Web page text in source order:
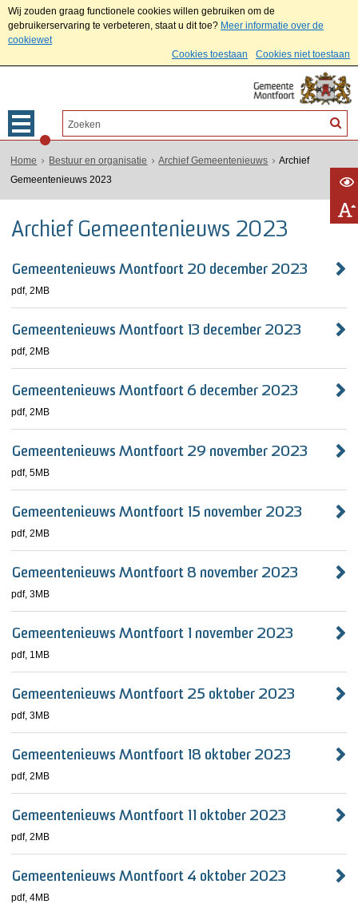
Wij zouden graag functionele cookies willen gebruiken om de
gebruikerservaring te verbeteren, staat u dit toe? Meer informatie over de
cookiewet
Cookies toestaan
Cookies niet toestaan
Home Bestuur en organisatie Archief Gemeentenieuws
Archief
Gemeentenieuws 2023
Archief Gemeentenieuws 2023
Gemeentenieuws Montfoort 20 december 2023
pdf, 2MB
Gemeentenieuws Montfoort 13 december 2023
pdf, 2MB
Gemeentenieuws Montfoort 6 december 2023
pdf, 2MB
Gemeentenieuws Montfoort 29 november 2023
pdf, 5MB
Gemeentenieuws Montfoort 15 november 2023
pdf, 2MB
Gemeentenieuws Montfoort 8 november 2023
pdf, 3MB
Gemeentenieuws Montfoort 1 november 2023
pdf, 1MB
Gemeentenieuws Montfoort 25 oktober 2023
pdf, 3MB
Gemeentenieuws Montfoort 18 oktober 2023
pdf, 2MB
Gemeentenieuws Montfoort 11 oktober 2023
pdf, 2MB
Gemeentenieuws Montfoort 4 oktober 2023
pdf, 4MB